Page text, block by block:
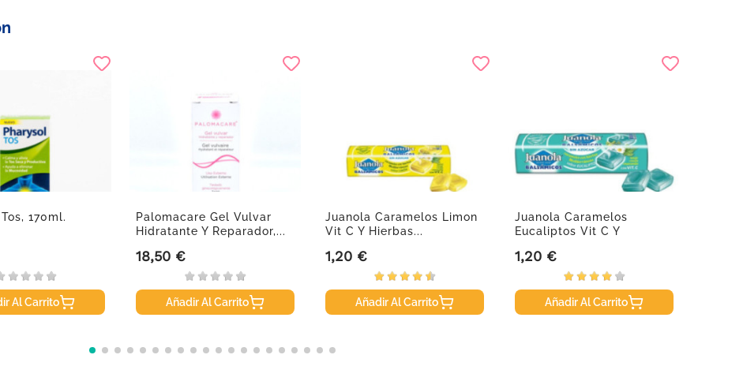
170ml.
Al Carrito
Palomacare Gel Vulvar
Hidratante Y Reparador,...
Precio
18,50 €
Añadir Al Carrito
Juanola Caramelos Limon
Vit C Y Hierbas...
Precio
1,20 €
Añadir Al Carrito
Juanola Caramelos
Eucaliptos Vit C Y
Precio
1,20 €
Añadir Al Carrito